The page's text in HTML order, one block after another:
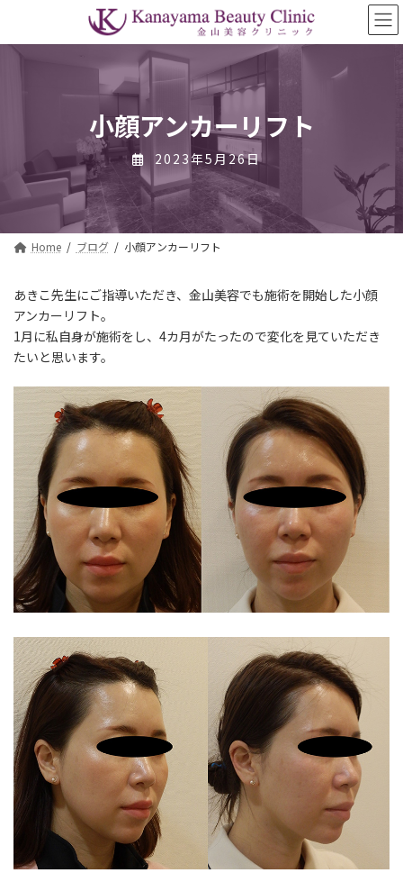
テ
ゲ
小顔アンカーリフト
2023年5月26日
Home ブログ 小顔アンカーリフト
あきこ先生にご指導いただき、金山美容でも施術を開始した小顔
アンカーリフト。
1月に私自身が施術をし、4カ月がたったので変化を見ていただき
たいと思います。